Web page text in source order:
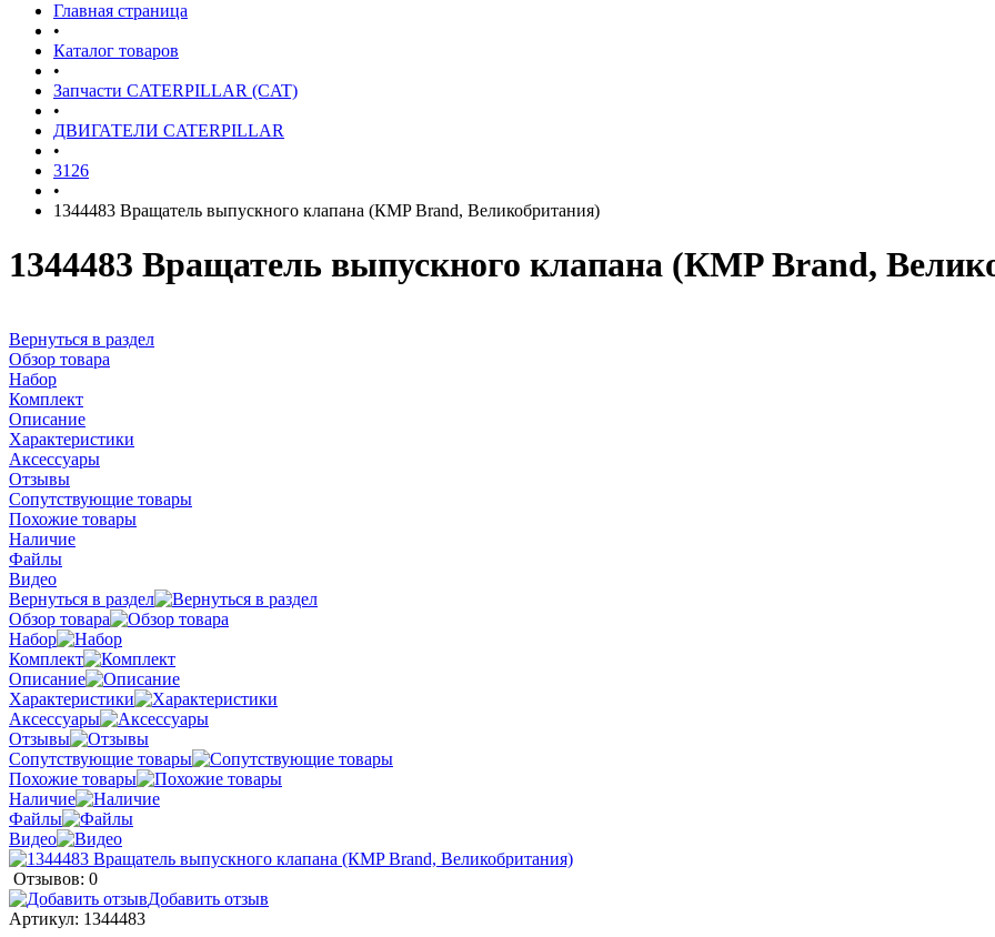
Главная страница
•
Каталог товаров
•
Запчасти CATERPILLAR (CAT)
•
ДВИГАТЕЛИ CATERPILLAR
•
3126
•
1344483 Вращатель выпускного клапана (КMP Brand, Великобритания)
1344483 Вращатель выпускного клапана (КMP Brand,
Вернуться в раздел
Обзор товара
Набор
Комплект
Описание
Характеристики
Аксессуары
Отзывы
Сопутствующие товары
Похожие товары
Наличие
Файлы
Видео
Вернуться в раздел
Обзор товара
Набор
Комплект
Описание
Характеристики
Аксессуары
Отзывы
Сопутствующие товары
Похожие товары
Наличие
Файлы
Видео
Отзывов: 0
Добавить отзыв
Артикул: 1344483